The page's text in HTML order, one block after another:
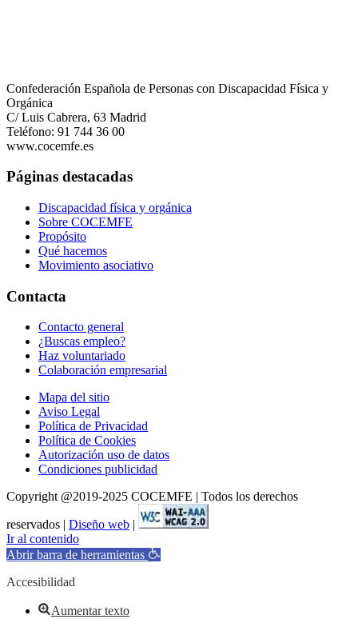
Confederación Española de Personas con Discapacidad Física y
Orgánica
C/ Luis Cabrera, 63 Madrid
Teléfono: 91 744 36 00
www.cocemfe.es
Páginas destacadas
Discapacidad física y orgánica
Sobre COCEMFE
Propósito
Qué hacemos
Movimiento asociativo
Contacta
Contacto general
¿Buscas empleo?
Haz voluntariado
Colaboración empresarial
Mapa del sitio
Aviso Legal
Política de Privacidad
Política de Cookies
Autorización uso de datos
Condiciones publicidad
Copyright @2019-2025 COCEMFE | Todos los derechos
reservados | Diseño web |
Ir al contenido
Abrir barra de herramientas
Accesibilidad
Aumentar texto